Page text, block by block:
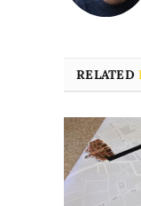
RELATED